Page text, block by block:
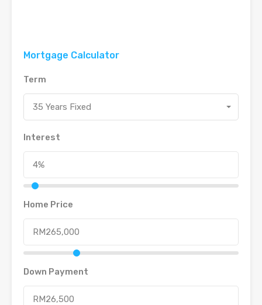
Mortgage Calculator
Term
35 Years Fixed
Interest
Home Price
Down Payment